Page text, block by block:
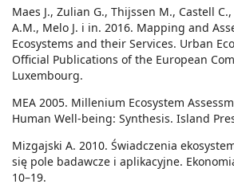
Maes J., Zulian G., Thijssen M., Castell
A.M., Melo J. i in. 2016. Mapping and
Ecosystems and their Services. Urban
Official Publications of the European
Luxembourg.
MEA 2005. Millenium Ecosystem
Human Well-being: Synthesis. Island
Mizgajski A. 2010. Świadczenia
się pole badawcze i aplikacyjne.
10–19.